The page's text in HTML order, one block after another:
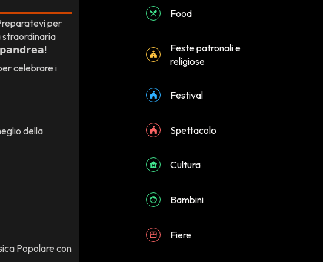
per
straordinaria
celebrare i
della
Popolare con
Food
Feste patronali e
religiose
Festival
Spettacolo
Cultura
Bambini
Fiere